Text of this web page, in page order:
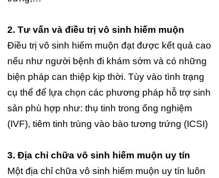
2. Tư vấn và điều trị vô sinh hiếm muộn
Điều trị vô sinh hiếm muộn đạt được kết quả cao
nếu như người bệnh đi khám sớm và có những
biện pháp can thiệp kịp thời. Tùy vào tình trạng
cụ thể để lựa chọn các phương pháp hỗ trợ sinh
sản phù hợp như: thụ tinh trong ống nghiệm
(IVF), tiêm tinh trùng vào bào tương trứng (ICSI)
3. Địa chỉ chữa vô sinh hiếm muộn uy tín
Một địa chỉ chữa vô sinh hiếm muộn uy tín luôn